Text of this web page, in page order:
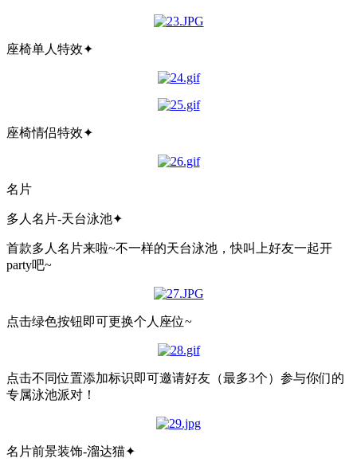
座椅单人特效✦
座椅情侣特效✦
名片
多人名片-天台泳池✦
首款多人名片来啦~不一样的天台泳池，快叫上好友一起开
party吧~
点击绿色按钮即可更换个人座位~
点击不同位置添加标识即可邀请好友（最多3个）参与你们的
专属泳池派对！
名片前景装饰-溜达猫✦